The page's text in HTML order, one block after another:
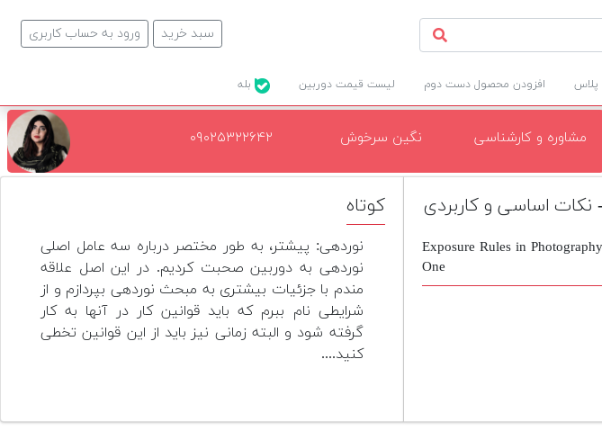
ورود به حساب کاربری سبد خرید
افزودن محصول دست دوم لیست قیمت دوربین
مشاوره و کارشناسی نگین سرخوش ۰۹۰۲۵۳۲۲۶۴۲
کوتاه
نوردهی: پیشتر، به طور مختصر درباره سه عامل اصلی
نوردهی به دوربین صحبت کردیم. در این اصل علاقه
مندم با جزئیات بیشتری به مبحث نوردهی بپردازم و از
شرایطی نام ببرم که باید قوانین کار در آنها به کار
گرفته شود و البته زمانی نیز باید از این قوانین تخطی
کنید....
نکات اساسی و کاربردی
Exposure Rules in
One